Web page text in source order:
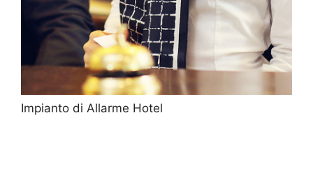
Impianto di Allarme Hotel